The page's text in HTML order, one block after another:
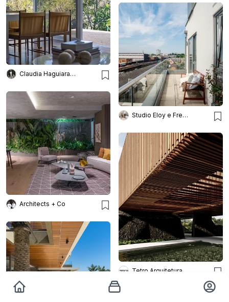
Claudia Haguiara Arquitetura
Studio Eloy e Freitas Arquitetura
Architects + Co
Tetro Arquitetura